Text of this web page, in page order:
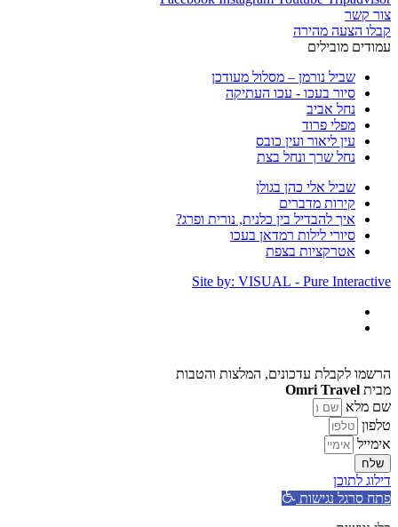
צור קשר
קבלו הצעה מהירה
עמודים מובילים
שביל נורמן – מסלול מעודכן
סיור בעכו - עכו העתיקה
נחל אביב
מפלי פרוד
עין ליאור ועין כובס
נחל שרך ונחל בצת
שביל אלי כהן בגולן
קירות מדברים
איך להבדיל בין כלנית, נורית ופרג?
סיורי לילות רמדאן בעכו
אטרקציות בצפת
Site by: VISUAL - Pure Interactive
הרשמו לקבלת עדכונים, המלצות והטבות
מביתOmri Travel
שם מלא
טלפון
אימייל
שלח
דילוג לתוכן
פתח סרגל נגישות